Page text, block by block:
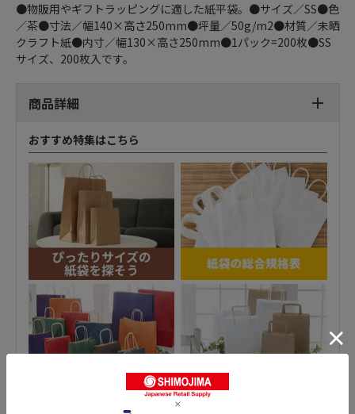
●物販用やギフトラッピングに適した紙平袋。●サイズ／SS●色
／茶●寸法／幅140×高さ250mm●坪量／50g/m2●材質／未晒
クラフト紙●内寸／幅130×高さ250mm●1パック=200枚●SS
サイズ、200枚入です。
商品詳細
おすすめ特集はこちら